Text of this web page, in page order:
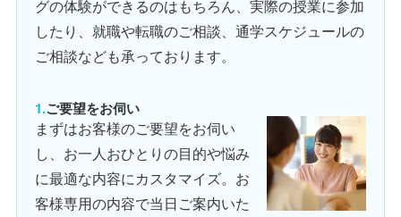
グの体験ができるのはもちろん、実際の授業に参加
したり、就職や転職のご相談、通学スケジュールの
ご相談なども承っております。
ご要望をお伺い
まずはお客様のご要望をお伺い
し、お一人おひとりの目的や悩み
に最適な内容にカスタマイズ。お
客様専用の内容で当日ご案内いた